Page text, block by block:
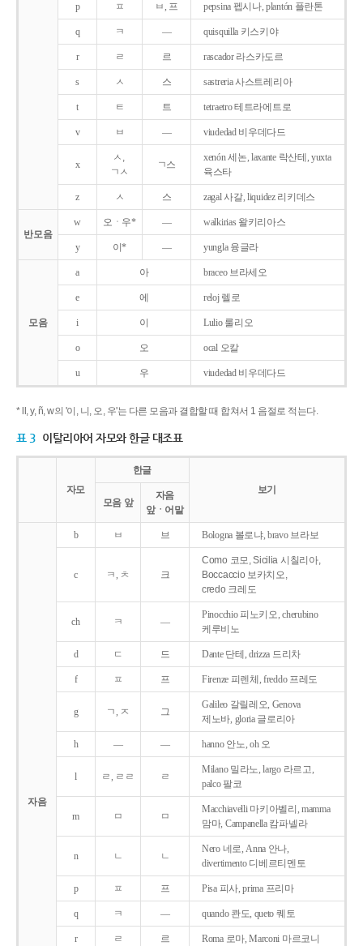
p ㅍ ㅂ, 프 pepsina 펩시나, plantón 플란톤
q ㅋ ― quisquilla 키스키야
r ㄹ 르 rascador 라스카도르
s ㅅ 스 sastreria 사스트레리아
t ㅌ 트 tetraetro 테트라에트로
v ㅂ ― viudedad 비우데다드
x
ㅅ,
ㄱㅅ
ㄱ스
xenón 세논, laxante 락산테, yuxta
육스타
z ㅅ 스 zagal 사갈, liquidez 리키데스
반모음
w 오ㆍ우* ― walkirias 왈키리아스
y 이* ― yungla 융글라
모음
a 아 braceo 브라세오
e 에 reloj 렐로
i 이 Lulio 룰리오
o 오 ocal 오칼
u 우 viudedad 비우데다드
* ll, y, ñ, w의 '이, 니, 오, 우'는 다른 모음과 결합할 때 합쳐서 1 음절로 적는다.
표 3 이탈리아어 자모와 한글 대조표
자모
한글
보기
모음 앞
자음
앞ㆍ어말
자음
b ㅂ 브 Bologna 볼로냐, bravo 브라보
c ㅋ, ㅊ 크
Como 코모, Sicilia 시칠리아,
Boccaccio 보카치오,
credo 크레도
ch ㅋ ―
Pinocchio 피노키오, cherubino
케루비노
d ㄷ 드 Dante 단테, drizza 드리차
f ㅍ 프 Firenze 피렌체, freddo 프레도
g ㄱ, ㅈ 그
Galileo 갈릴레오, Genova
제노바, gloria 글로리아
h ― ― hanno 안노, oh 오
l ㄹ, ㄹㄹ ㄹ
Milano 밀라노, largo 라르고,
palco 팔코
m ㅁ ㅁ
Macchiavelli 마키아벨리, mamma
맘마, Campanella 캄파넬라
n ㄴ ㄴ
Nero 네로, Anna 안나,
divertimento 디베르티멘토
p ㅍ 프 Pisa 피사, prima 프리마
q ㅋ ― quando 콴도, queto 퀘토
r ㄹ 르 Roma 로마, Marconi 마르코니